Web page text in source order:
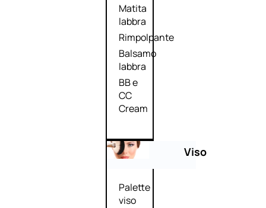
Matita
labbra
Rimpolpante
Balsamo
labbra
BB e
CC
Cream
Viso
Palette
viso